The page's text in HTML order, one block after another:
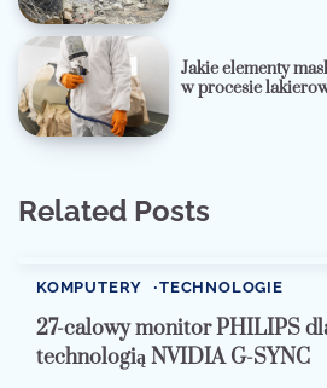
Jakie elementy
w procesie
Related Posts
KOMPUTERY TECHNOLOGIE
27-calowy monitor PHILIPS
technologią NVIDIA G-SYNC